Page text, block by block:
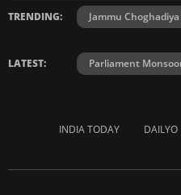
TRENDING: Jammu Choghadiya
LATEST: Parliament
INDIA TODAY DAILYO